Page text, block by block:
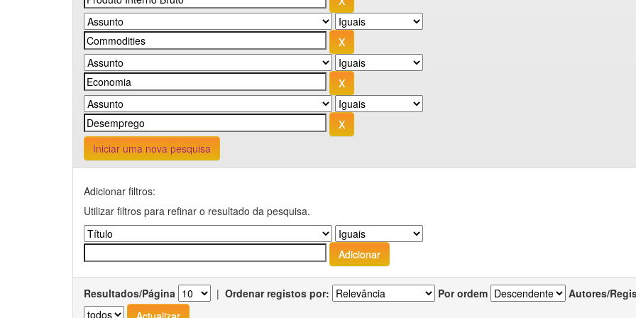
Iniciar uma nova pesquisa
Adicionar filtros:
Utilizar filtros para refinar o resultado da pesquisa.
Resultados/Página | Ordenar registos por: Por ordem Autores/